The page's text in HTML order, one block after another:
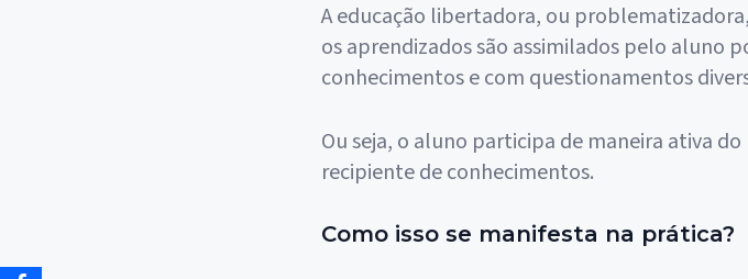
A educação libertadora, ou
os aprendizados são assimilados pelo aluno
conhecimentos e com questionamentos
Ou seja, o aluno participa de maneira ativa
recipiente de conhecimentos.
Como isso se manifesta na prática?